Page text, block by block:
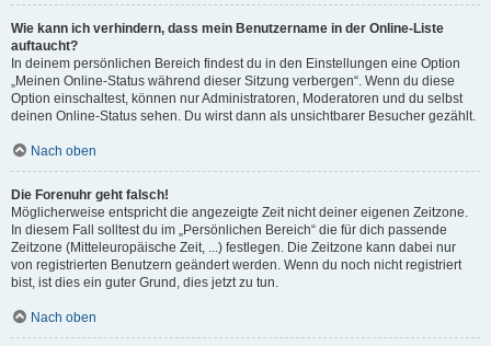
Wie kann ich verhindern, dass mein Benutzername in der Online-Liste
auftaucht?
In deinem persönlichen Bereich findest du in den Einstellungen eine Option
„Meinen Online-Status während dieser Sitzung verbergen“. Wenn du diese
Option einschaltest, können nur Administratoren, Moderatoren und du selbst
deinen Online-Status sehen. Du wirst dann als unsichtbarer Besucher gezählt.
Nach oben
Die Forenuhr geht falsch!
Möglicherweise entspricht die angezeigte Zeit nicht deiner eigenen Zeitzone.
In diesem Fall solltest du im „Persönlichen Bereich“ die für dich passende
Zeitzone (Mitteleuropäische Zeit, ...) festlegen. Die Zeitzone kann dabei nur
von registrierten Benutzern geändert werden. Wenn du noch nicht registriert
bist, ist dies ein guter Grund, dies jetzt zu tun.
Nach oben